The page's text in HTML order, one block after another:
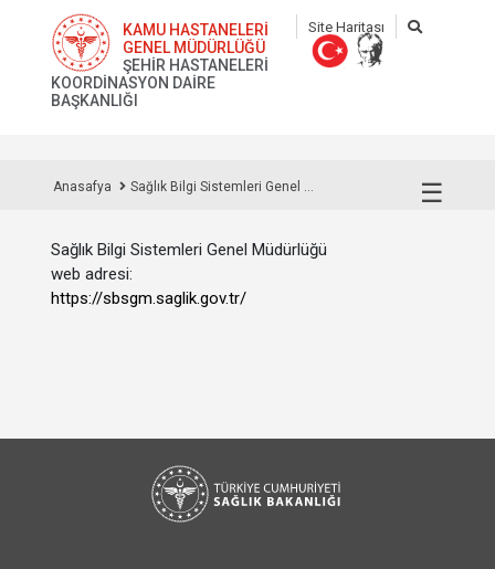
KAMU HASTANELERİ
GENEL MÜDÜRLÜĞÜ
ŞEHİR HASTANELERİ
KOORDİNASYON DAİRE
BAŞKANLIĞI
Site Haritası
☰
Anasafya Sağlık Bilgi Sistemleri Genel ...
Sağlık Bilgi Sistemleri Genel Müdürlüğü
web adresi:
https://sbsgm.saglik.gov.tr/